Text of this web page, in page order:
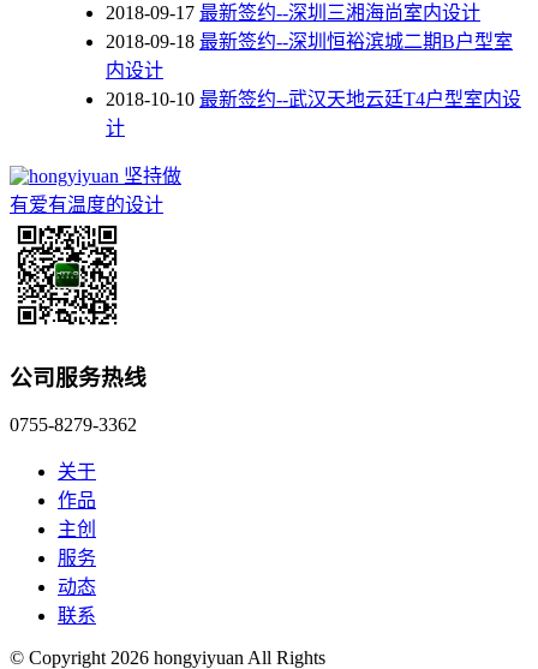
2018-09-17 最新签约--深圳三湘海尚室内设计
2018-09-18 最新签约--深圳恒裕滨城二期B户型室
内设计
2018-10-10 最新签约--武汉天地云廷T4户型室内设
计
坚持做
有爱有温度的设计
公司服务热线
0755-8279-3362
关于
作品
主创
服务
动态
联系
© Copyright 2026 hongyiyuan All Rights